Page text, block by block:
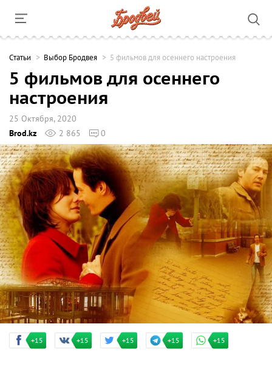
Cтатьи Выбор Бродвея 5 фильмов для осеннего настроения
5 фильмов для осеннего
настроения
25 Октября, 2020
Brod.kz
2 865 0
+15 +15 +15 +15 +15